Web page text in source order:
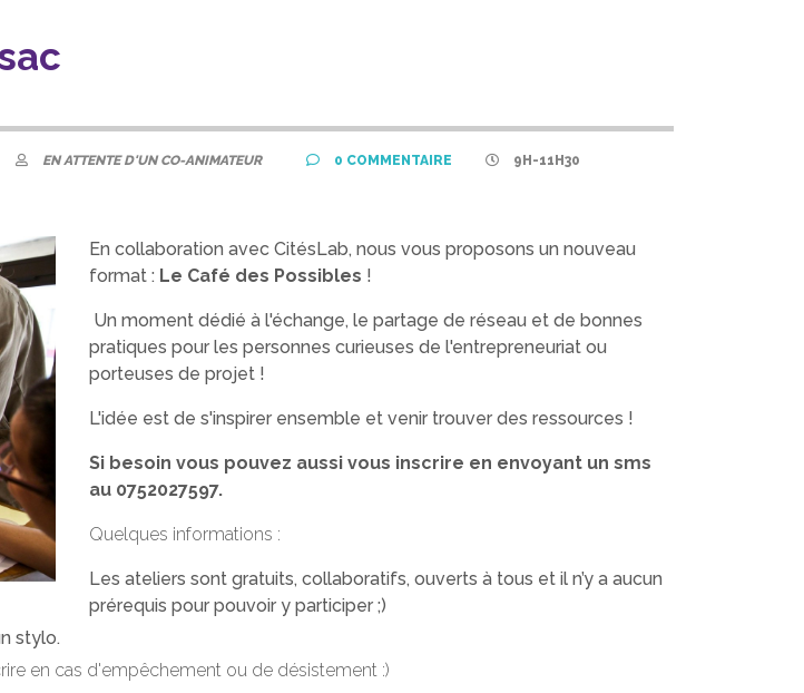
EN ATTENTE D'UN CO-ANIMATEUR 0 COMMENTAIRE 9H-11H30
En collaboration avec CitésLab, nous vous proposons un nouveau
format : Le Café des Possibles !
Un moment dédié à l'échange, le partage de réseau et de bonnes
pratiques pour les personnes curieuses de l'entrepreneuriat ou
porteuses de projet !
L'idée est de s'inspirer ensemble et venir trouver des ressources !
Si besoin vous pouvez aussi vous inscrire en envoyant un sms
au 0752027597.
Quelques informations :
Les ateliers sont gratuits, collaboratifs, ouverts à tous et il n’y a aucun
prérequis pour pouvoir y participer ;)
stylo.
en cas d'empêchement ou de désistement :)